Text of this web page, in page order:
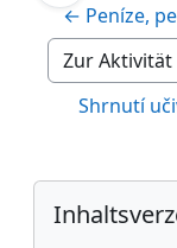
← Peníze,
Zur Aktivität
Shrnutí
Blöcke